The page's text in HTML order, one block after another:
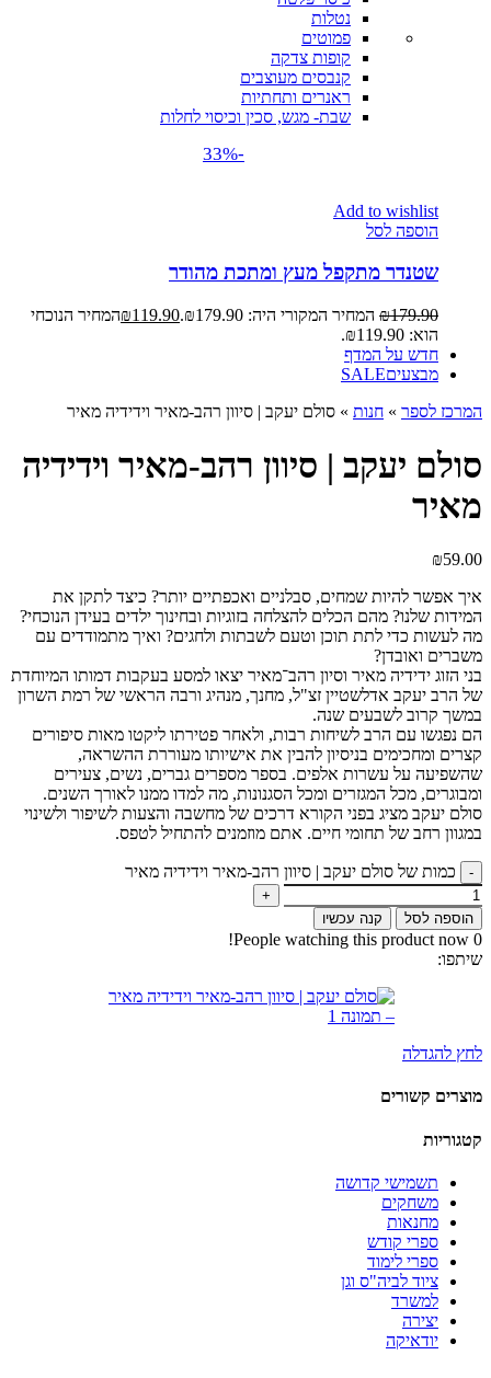
נטלות
פמוטים
קופות צדקה
קנבסים מעוצבים
ראנרים ותחתיות
שבת- מגש, סכין וכיסוי לחלות
-33%
Add to wishlist
הוספה לסל
שטנדר מתקפל מעץ ומתכת מהודר
₪179.90 המחיר המקורי היה: ₪179.90. ₪119.90
המחיר הנוכחי
הוא: ₪119.90.
חדש על המדף
מבצעיםSALE
המרכז לספר » חנות » סולם יעקב | סיוון רהב-מאיר וידידיה מאיר
סולם יעקב | סיוון רהב-מאיר וידידיה
מאיר
₪59.00
איך אפשר להיות שמחים, סבלניים ואכפתיים יותר? כיצד לתקן את
המידות שלנו? מהם הכלים להצלחה בזוגיות ובחינוך ילדים בעידן הנוכחי?
מה לעשות כדי לתת תוכן וטעם לשבתות ולחגים? ואיך מתמודדים עם
משברים ואובדן?
בני הזוג ידידיה מאיר וסיון רהב־מאיר יצאו למסע בעקבות דמותו המיוחדת
של הרב יעקב אדלשטיין זצ"ל, מחנך, מנהיג ורבה הראשי של רמת השרון
במשך קרוב לשבעים שנה.
הם נפגשו עם הרב לשיחות רבות, ולאחר פטירתו ליקטו מאות סיפורים
קצרים ומחכימים בניסיון להבין את אישיותו מעוררת ההשראה,
שהשפיעה על עשרות אלפים. בספר מספרים גברים, נשים, צעירים
ומבוגרים, מכל המגזרים ומכל הסגנונות, מה למדו ממנו לאורך השנים.
סולם יעקב מציג בפני הקורא דרכים של מחשבה והצעות לשיפור ולשינוי
במגוון רחב של תחומי חיים. אתם מוזמנים להתחיל לטפס.
כמות של סולם יעקב | סיוון רהב-מאיר וידידיה מאיר
הוספה לסל קנה עכשיו
0
People watching this product now!
שיתפו:
לחץ להגדלה
מוצרים קשורים
קטגוריות
תשמישי קדושה
משחקים
מחנאות
ספרי קודש
ספרי לימוד
ציוד לביה"ס וגן
למשרד
יצירה
יודאיקה